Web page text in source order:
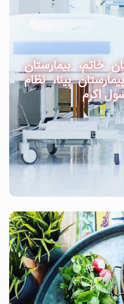
خاتم، بیمارستان
بینا، نظام
اکرم